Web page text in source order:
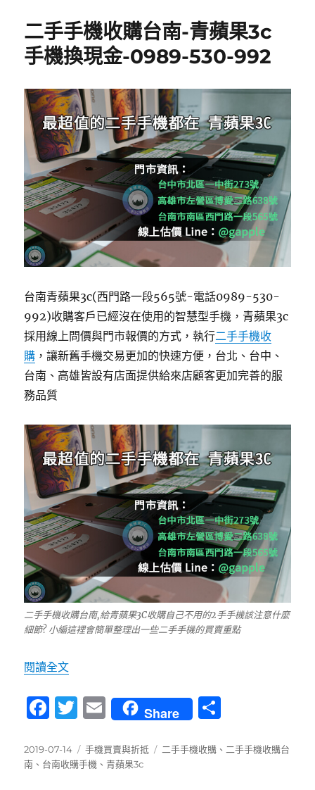
k
二手手機收購台南-青蘋果3c
手機換現金-0989-530-992
台南青蘋果3c(西門路一段565號-電話0989-530-
992)收購客戶已經沒在使用的智慧型手機，青蘋果3c
採用線上問價與門市報價的方式，執行二手手機收
購 ，讓新舊手機交易更加的快速方便，台北、台中、
台南、高雄皆設有店面提供給來店顧客更加完善的服
務品質
二手手機收購台南,給青蘋果3C收購自己不用的2手手機該注意什麼
細節? 小編這裡會簡單整理出一些二手手機的買賣重點
閱讀全文〈二手手機收購台南-青蘋果3c手機換現金-
F
c
e
T
it
te
E
m
ai
l
Share
發
佈
2019-07-14
分
類
手機買賣與折抵
標
二手手機收購 、 二手手機收購台
南 、 台南收購手機 、青蘋果3c